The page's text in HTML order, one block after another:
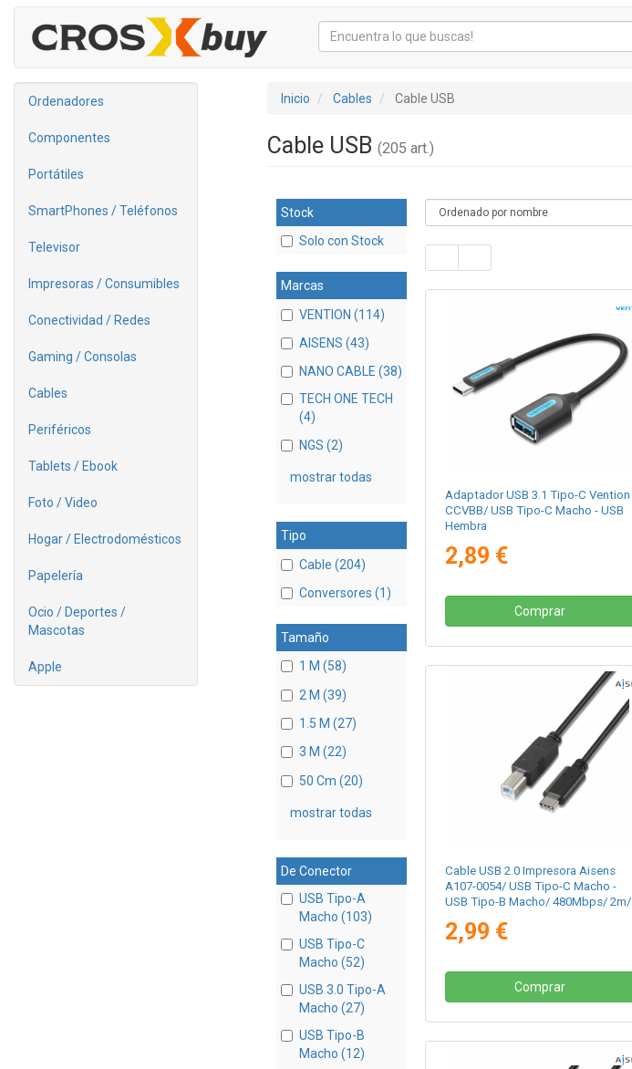
Ordenadores
Componentes
Portátiles
SmartPhones / Teléfonos
Televisor
Impresoras / Consumibles
Conectividad / Redes
Gaming / Consolas
Cables
Periféricos
Tablets / Ebook
Foto / Video
Hogar / Electrodomésticos
Papelería
Ocio / Deportes /
Mascotas
Apple
Inicio Cables Cable USB
Cable USB (205 art.)
Stock
Solo con Stock
Marcas
VENTION (114)
AISENS (43)
NANO CABLE (38)
TECH ONE TECH
(4)
NGS (2)
mostrar todas
Tipo
Cable (204)
Conversores (1)
Tamaño
1 M (58)
2 M (39)
1.5 M (27)
3 M (22)
50 Cm (20)
mostrar todas
De Conector
USB Tipo-A
Macho (103)
USB Tipo-C
Macho (52)
USB 3.0 Tipo-A
Macho (27)
USB Tipo-B
Macho (12)
Adaptador USB 3.1 Tipo-C Vention
CCVBB/ USB Tipo-C Macho - USB
Hembra
2,89 €
Comprar
Cable USB 2.0 Impresora Aisens
A107-0054/ USB Tipo-C Macho -
USB Tipo-B Macho/ 480Mbps/ 2m/
2,99 €
Comprar